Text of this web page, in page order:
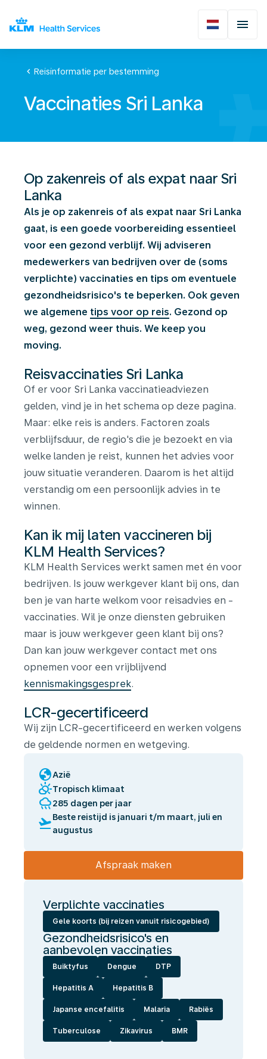
chevron_left Reisinformatie per bestemming
Vaccinaties Sri Lanka
Op zakenreis of als expat naar Sri
Lanka
Als je op zakenreis of als expat naar Sri Lanka
gaat, is een goede voorbereiding essentieel
voor een gezond verblijf. Wij adviseren
medewerkers van bedrijven over de (soms
verplichte) vaccinaties en tips om eventuele
gezondheidsrisico's te beperken. Ook geven
we algemene tips voor op reis. Gezond op
weg, gezond weer thuis. We keep you
moving.
Reisvaccinaties Sri Lanka
Of er voor Sri Lanka vaccinatieadviezen
gelden, vind je in het schema op deze pagina.
Maar: elke reis is anders. Factoren zoals
verblijfsduur, de regio's die je bezoekt en via
welke landen je reist, kunnen het advies voor
jouw situatie veranderen. Daarom is het altijd
verstandig om een persoonlijk advies in te
winnen.
Kan ik mij laten vaccineren bij
KLM Health Services?
KLM Health Services werkt samen met én voor
bedrijven. Is jouw werkgever klant bij ons, dan
ben je van harte welkom voor reisadvies en -
vaccinaties. Wil je onze diensten gebruiken
maar is jouw werkgever geen klant bij ons?
Dan kan jouw werkgever contact met ons
opnemen voor een vrijblijvend
kennismakingsgesprek.
LCR-gecertificeerd
Wij zijn LCR-gecertificeerd en werken volgens
de geldende normen en wetgeving.
globeAzië
partly_cloudy_dayTropisch klimaat
rainy285 dagen per jaar
flight_takeoffBeste reistijd is januari t/m maart, juli en
augustus
Afspraak maken
Verplichte vaccinaties
Gele koorts (bij reizen vanuit risicogebied)
Gezondheidsrisico's en
aanbevolen vaccinaties
Buiktyfus Dengue DTP
Hepatitis A Hepatitis B
Japanse encefalitis Malaria Rabiës
Tuberculose Zikavirus BMR